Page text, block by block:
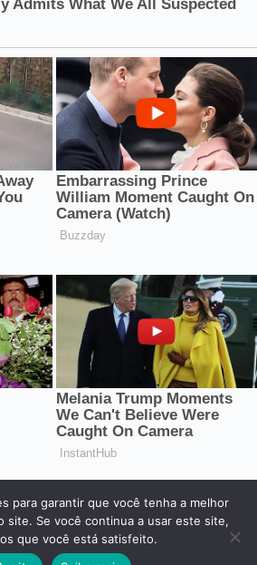
Todos os direitos reservados.
para garantir que você tenha a melhor
site. Se você continua a usar este site,
que você está satisfeito.